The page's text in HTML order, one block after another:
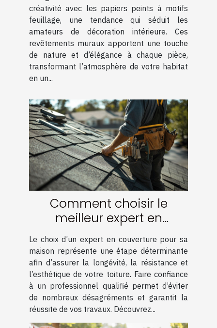
intérieur ?
créativité avec les papiers peints à motifs
feuillage, une tendance qui séduit les
amateurs de décoration intérieure. Ces
revêtements muraux apportent une touche
de nature et d’élégance à chaque pièce,
transformant l’atmosphère de votre habitat
en un...
Comment choisir le
meilleur expert en
couverture pour votre
maison
Le choix d’un expert en couverture pour sa
maison représente une étape déterminante
afin d’assurer la longévité, la résistance et
l’esthétique de votre toiture. Faire confiance
à un professionnel qualifié permet d’éviter
de nombreux désagréments et garantit la
réussite de vos travaux. Découvrez...